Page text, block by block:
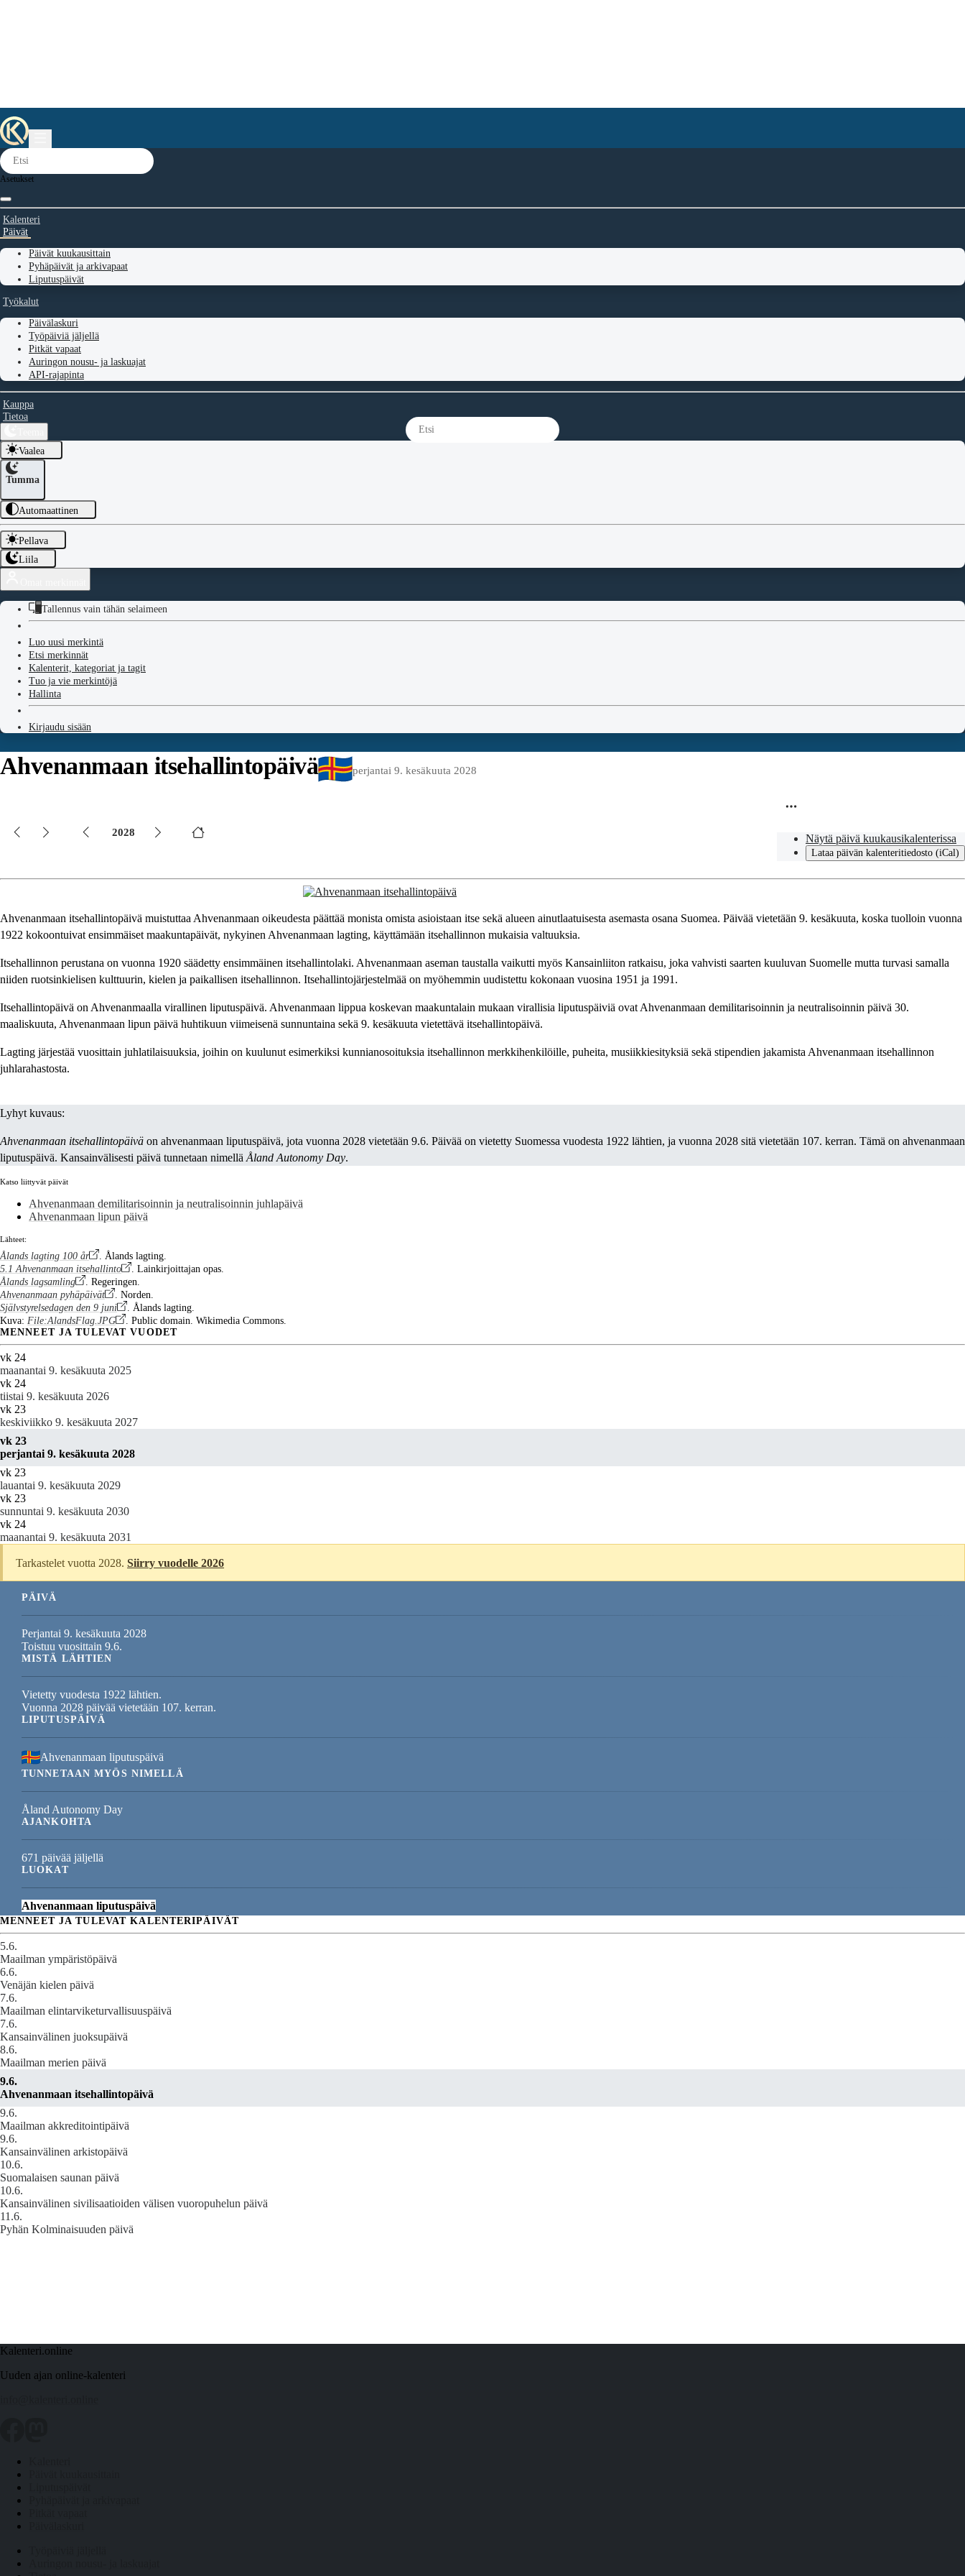
Asetukset
Kalenteri
Päivät
Päivät kuukausittain
Pyhäpäivät ja arkivapaat
Liputuspäivät
Työkalut
Päivälaskuri
Työpäiviä jäljellä
Pitkät vapaat
Auringon nousu- ja laskuajat
API-rajapinta
Kauppa
Tietoa
Vaalea
Tumma
Automaattinen
Pellava
Liila
Tallennus vain tähän selaimeen
Luo uusi merkintä
Etsi merkinnät
Kalenterit, kategoriat ja tagit
Tuo ja vie merkintöjä
Hallinta
Kirjaudu sisään
Ahvenanmaan itsehallintopäivä perjantai 9. kesäkuuta 2028
2028
Näytä päivä kuukausikalenterissa
Lataa päivän kalenteritiedosto (iCal)
Ahvenanmaan itsehallintopäivä muistuttaa Ahvenanmaan oikeudesta päättää monista omista asioistaan itse sekä alueen ainutlaatuisesta asemasta osana Suomea. Päivää vietetään 9. kesäkuuta, koska tuolloin vuonna
1922 kokoontuivat ensimmäiset maakuntapäivät, nykyinen Ahvenanmaan lagting, käyttämään itsehallinnon mukaisia valtuuksia.
Itsehallinnon perustana on vuonna 1920 säädetty ensimmäinen itsehallintolaki. Ahvenanmaan aseman taustalla vaikutti myös Kansainliiton ratkaisu, joka vahvisti saarten kuuluvan Suomelle mutta turvasi samalla
niiden ruotsinkielisen kulttuurin, kielen ja paikallisen itsehallinnon. Itsehallintojärjestelmää on myöhemmin uudistettu kokonaan vuosina 1951 ja 1991.
Itsehallintopäivä on Ahvenanmaalla virallinen liputuspäivä. Ahvenanmaan lippua koskevan maakuntalain mukaan virallisia liputuspäiviä ovat Ahvenanmaan demilitarisoinnin ja neutralisoinnin päivä 30.
maaliskuuta, Ahvenanmaan lipun päivä huhtikuun viimeisenä sunnuntaina sekä 9. kesäkuuta vietettävä itsehallintopäivä.
Lagting järjestää vuosittain juhlatilaisuuksia, joihin on kuulunut esimerkiksi kunnianosoituksia itsehallinnon merkkihenkilöille, puheita, musiikkiesityksiä sekä stipendien jakamista Ahvenanmaan itsehallinnon
juhlarahastosta.
Lyhyt kuvaus:
Ahvenanmaan itsehallintopäivä on ahvenanmaan liputuspäivä, jota vuonna 2028 vietetään 9.6. Päivää on vietetty Suomessa vuodesta 1922 lähtien, ja vuonna 2028 sitä vietetään 107. kerran. Tämä on ahvenanmaan
liputuspäivä. Kansainvälisesti päivä tunnetaan nimellä Åland Autonomy Day.
Katso liittyvät päivät
Ahvenanmaan demilitarisoinnin ja neutralisoinnin juhlapäivä
Ahvenanmaan lipun päivä
Lähteet:
Ålands lagting 100 år
. Ålands lagting.
5.1 Ahvenanmaan itsehallinto
. Lainkirjoittajan opas.
Ålands lagsamling
. Regeringen.
Ahvenanmaan pyhäpäivät
. Norden.
Självstyrelsedagen den 9 juni
. Ålands lagting.
Kuva: File:AlandsFlag.JPG . Public domain. Wikimedia Commons.
MENNEET JA TULEVAT VUODET
vk 24
maanantai 9. kesäkuuta 2025
vk 24
tiistai 9. kesäkuuta 2026
vk 23
keskiviikko 9. kesäkuuta 2027
vk 23
perjantai 9. kesäkuuta 2028
vk 23
lauantai 9. kesäkuuta 2029
vk 23
sunnuntai 9. kesäkuuta 2030
vk 24
maanantai 9. kesäkuuta 2031
Tarkastelet vuotta 2028.Siirry vuodelle 2026
PÄIVÄ
Perjantai 9. kesäkuuta 2028
Toistuu vuosittain 9.6.
MISTÄ LÄHTIEN
Vietetty vuodesta 1922 lähtien.
Vuonna 2028 päivää vietetään 107. kerran.
LIPUTUSPÄIVÄ
Ahvenanmaan liputuspäivä
TUNNETAAN MYÖS NIMELLÄ
Åland Autonomy Day
AJANKOHTA
671 päivää jäljellä
LUOKAT
Ahvenanmaan liputuspäivä
MENNEET JA TULEVAT KALENTERIPÄIVÄT
5.6.
Maailman ympäristöpäivä
6.6.
Venäjän kielen päivä
7.6.
Maailman elintarviketurvallisuuspäivä
7.6.
Kansainvälinen juoksupäivä
8.6.
Maailman merien päivä
9.6.
Ahvenanmaan itsehallintopäivä
9.6.
Maailman akkreditointipäivä
9.6.
Kansainvälinen arkistopäivä
10.6.
Suomalaisen saunan päivä
10.6.
Kansainvälinen sivilisaatioiden välisen vuoropuhelun päivä
11.6.
Pyhän Kolminaisuuden päivä
Kalenteri.online
Uuden ajan online-kalenteri